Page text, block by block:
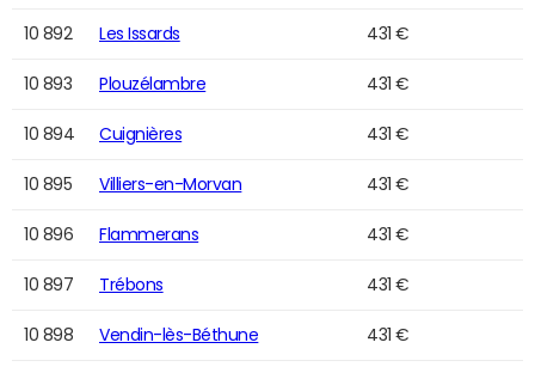
10 892 Les Issards 431 €
10 893 Plouzélambre 431 €
10 894 Cuignières 431 €
10 895 Villiers-en-Morvan 431 €
10 896 Flammerans 431 €
10 897 Trébons 431 €
10 898 Vendin-lès-Béthune 431 €